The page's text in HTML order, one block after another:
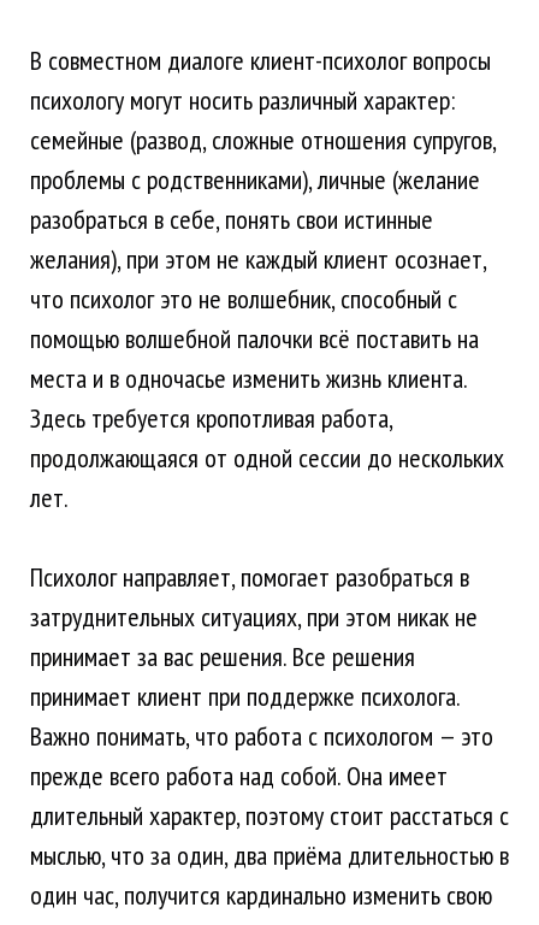
В совместном диалоге клиент-психолог вопросы
психологу могут носить различный характер:
семейные (развод, сложные отношения супругов,
проблемы с родственниками), личные (желание
разобраться в себе, понять свои истинные
желания), при этом не каждый клиент осознает,
что психолог это не волшебник, способный с
помощью волшебной палочки всё поставить на
места и в одночасье изменить жизнь клиента.
Здесь требуется кропотливая работа,
продолжающаяся от одной сессии до нескольких
лет.
Психолог направляет, помогает разобраться в
затруднительных ситуациях, при этом никак не
принимает за вас решения. Все решения
принимает клиент при поддержке психолога.
Важно понимать, что работа с психологом — это
прежде всего работа над собой. Она имеет
длительный характер, поэтому стоит расстаться с
мыслью, что за один, два приёма длительностью в
один час, получится кардинально изменить свою